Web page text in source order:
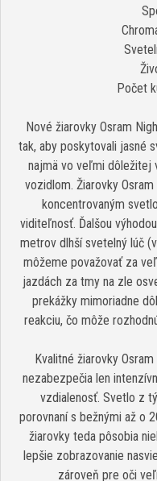
Počet
Nové žiarovky Osram
tak, aby poskytovali jasné
najmä vo veľmi dôležitej
vozidlom. Žiarovky
koncentrovaným
viditeľnosť. Ďalšou
metrov dlhší svetelný lúč
môžeme považovať za
jazdách za tmy na zle
prekážky mimoriadne
reakciu, čo môže
Kvalitné žiarovky
nezabezpečia len
vzdialenosť. Svetlo z
porovnaní s bežnými až o
žiarovky teda pôsobia
lepšie zobrazovanie
zároveň pre oči